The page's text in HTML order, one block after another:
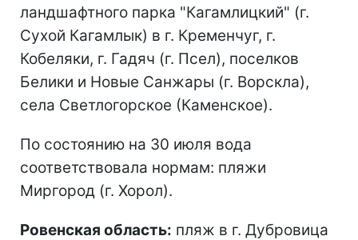
ландшафтного парка "Кагамлицкий" (г.
Сухой Кагамлык) в г. Кременчуг, г.
Кобеляки, г. Гадяч (г. Псел), поселков
Белики и Новые Санжары (г. Ворскла),
села Светлогорское (Каменское).
По состоянию на 30 июля вода
соответствовала нормам: пляжи
Миргород (г. Хорол).
Ровенская область: пляж в г. Дубровица